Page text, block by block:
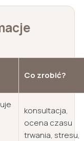
Co zrobić?
konsultacja,
ocena czasu
trwania, stresu,